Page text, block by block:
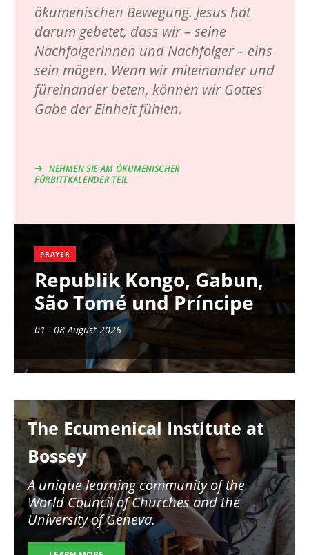
ökumenischen Bewegung. Jesus hat
darum gebetet, dass wir – seine
Nachfolgerinnen und Nachfolger – eins
sein mögen. Wenn wir miteinander und
füreinander beten, können wir Gottes
Gabe der Einheit fühlen.
NEHMEN SIE AM ÖKUMENISCHER
FÜRBITTKALENDER TEIL
PRAYER
Republik Kongo, Gabun,
São Tomé und Príncipe
01 - 08 August 2026
The Ecumenical Institute at
Bossey
A unique learning community of the
World Council of Churches and the
University of Geneva.